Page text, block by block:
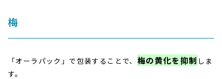
梅
「オーラパック」で包装することで、 梅の黄化を抑制 しま
す。